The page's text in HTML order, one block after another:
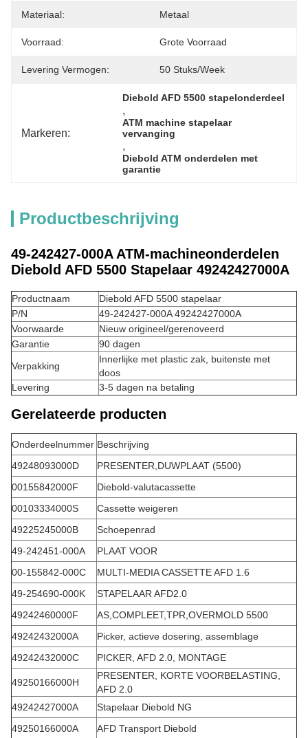
Materiaal: Metaal
Voorraad: Grote Voorraad
Levering Vermogen: 50 Stuks/week
Markeren:
Diebold AFD 5500 stapelonderdeel
,
ATM machine stapelaar
vervanging
,
Diebold ATM onderdelen met
garantie
Productbeschrijving
49-242427-000A ATM-machineonderdelen
Diebold AFD 5500 Stapelaar 49242427000A
Productnaam
Diebold AFD 5500 stapelaar
P/N
49-242427-000A 49242427000A
Voorwaarde
Nieuw origineel/gerenoveerd
Garantie
90 dagen
Verpakking
Innerlijke met plastic zak, buitenste met
doos
Levering
3-5 dagen na betaling
Gerelateerde producten
Onderdeelnummer Beschrijving
49248093000D
PRESENTER,DUWPLAAT (5500)
00155842000F
Diebold-valutacassette
00103334000S
Cassette weigeren
49225245000B
Schoepenrad
49-242451-000A
PLAAT VOOR
00-155842-000C
MULTI-MEDIA CASSETTE AFD 1.6
49-254690-000K
STAPELAAR AFD2.0
49242460000F
AS,COMPLEET,TPR,OVERMOLD 5500
49242432000A
Picker, actieve dosering, assemblage
49242432000C
PICKER, AFD 2.0, MONTAGE
49250166000H
PRESENTER, KORTE VOORBELASTING,
AFD 2.0
49242427000A
Stapelaar Diebold NG
49250166000A
AFD Transport Diebold